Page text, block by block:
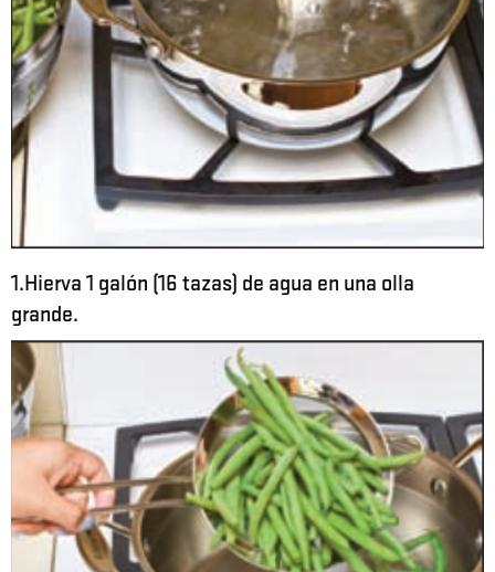
1.Hierva 1 galón (16 tazas) de agua en una olla
grande.